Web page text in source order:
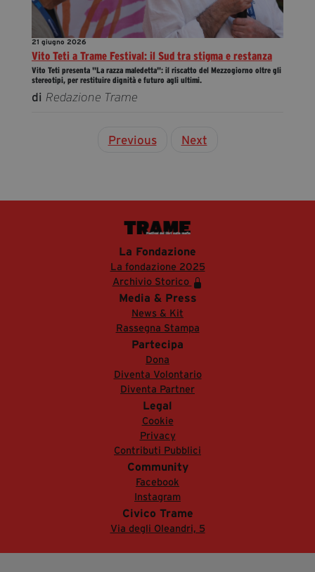
21 giugno 2026
Vito Teti a Trame Festival: il Sud tra stigma e restanza
Vito Teti presenta "La razza maledetta": il riscatto del Mezzogiorno oltre gli
stereotipi, per restituire dignità e futuro agli ultimi.
di Redazione Trame
Previous Next
La Fondazione
La fondazione 2025
Archivio Storico
Media & Press
News & Kit
Rassegna Stampa
Partecipa
Dona
Diventa Volontario
Diventa Partner
Legal
Cookie
Privacy
Contributi Pubblici
Community
Facebook
Instagram
Civico Trame
Via degli Oleandri, 5